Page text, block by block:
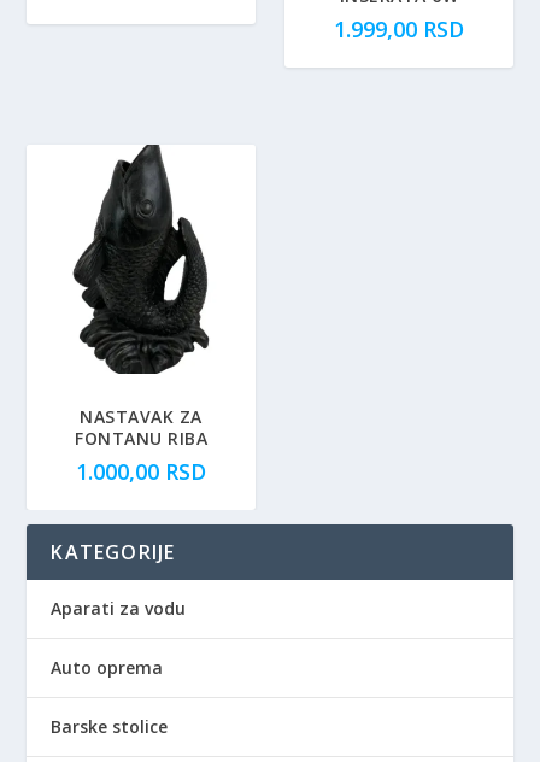
1.999,00 RSD
NASTAVAK ZA
FONTANU RIBA
1.000,00 RSD
KATEGORIJE
Aparati za vodu
Auto oprema
Barske stolice